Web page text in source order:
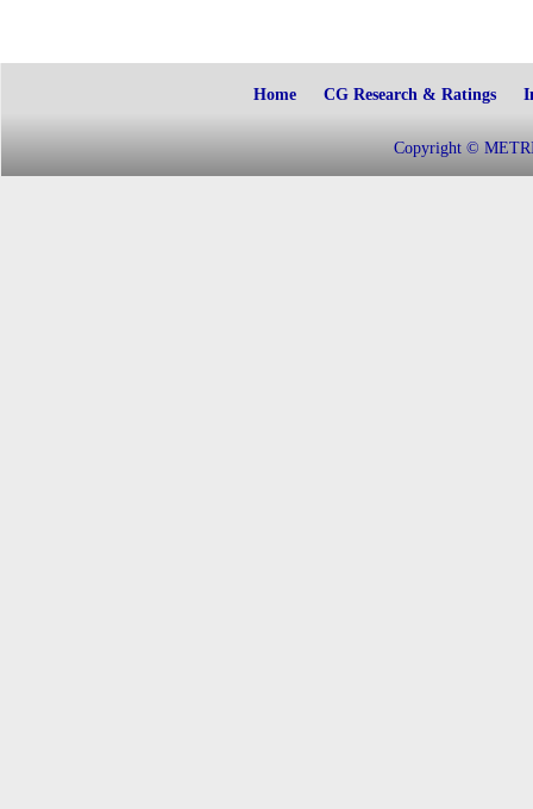
Home CG Research & Ratings
Copyright ©